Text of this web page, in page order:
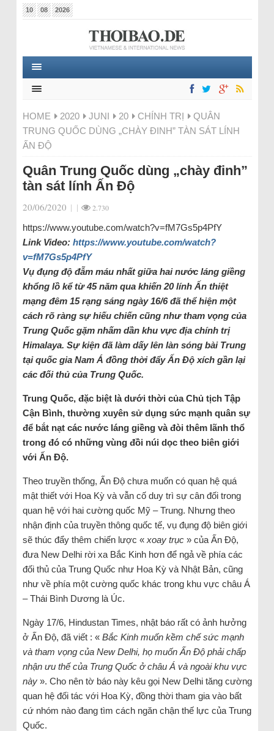
10 08 2026
HOME 2020 JUNI 20 CHÍNH TRỊ
QUÂN
TRUNG QUỐC DÙNG „CHÀY ĐINH” TÀN SÁT LÍNH
ẤN ĐỘ
Quân Trung Quốc dùng „chày đinh”
tàn sát lính Ấn Độ
20/06/2020 | | 2.730
https://www.youtube.com/watch?v=fM7Gs5p4PfY
Link Video: https://www.youtube.com/watch?
v=fM7Gs5p4PfY
Vụ đụng độ đẫm máu nhất giữa hai nước láng giềng
khổng lồ kể từ 45 năm qua khiến 20 lính Ấn thiệt
mạng đêm 15 rạng sáng ngày 16/6 đã thể hiện một
cách rõ ràng sự hiếu chiến cũng như tham vọng của
Trung Quốc gặm nhấm dần khu vực địa chính trị
Himalaya. Sự kiện đã làm dấy lên làn sóng bài Trung
tại quốc gia Nam Á đồng thời đẩy Ấn Độ xích gần lại
các đối thủ của Trung Quốc.
Trung Quốc, đặc biệt là dưới thời của Chủ tịch Tập
Cận Bình, thường xuyên sử dụng sức mạnh quân sự
để bắt nạt các nước láng giềng và đòi thêm lãnh thổ
trong đó có những vùng đồi núi dọc theo biên giới
với Ấn Độ.
Theo truyền thống, Ấn Độ chưa muốn có quan hệ quá
mật thiết với Hoa Kỳ và vẫn cố duy trì sự cân đối trong
quan hệ với hai cường quốc Mỹ – Trung. Nhưng theo
nhận định của truyền thông quốc tế, vụ đụng độ biên giới
sẽ thúc đẩy thêm chiến lược « xoay trục» của Ấn Độ,
đưa New Delhi rời xa Bắc Kinh hơn để ngả về phía các
đối thủ của Trung Quốc như Hoa Kỳ và Nhật Bản, cũng
như về phía một cường quốc khác trong khu vực châu Á
– Thái Bình Dương là Úc.
Ngày 17/6, Hindustan Times, nhật báo rất có ảnh hưởng
ở Ấn Độ, đã viết : « Bắc Kinh muốn kềm chế sức mạnh
và tham vọng của New Delhi, họ muốn Ấn Độ phải chấp
nhận ưu thế của Trung Quốc ở châu Á và ngoài khu vực
này». Cho nên tờ báo này kêu gọi New Delhi tăng cường
quan hệ đối tác với Hoa Kỳ, đồng thời tham gia vào bất
cứ nhóm nào đang tìm cách ngăn chận thế lực của Trung
Quốc.